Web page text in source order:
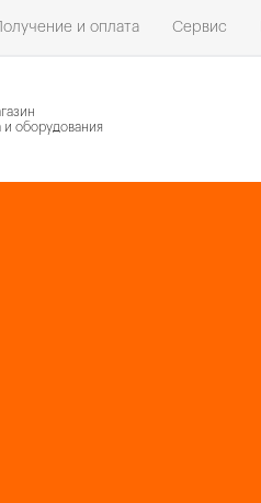
Получение и оплата Сервис
и оборудования